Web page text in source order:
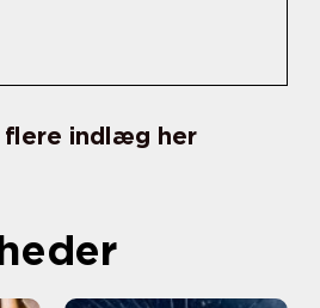
indlæg her